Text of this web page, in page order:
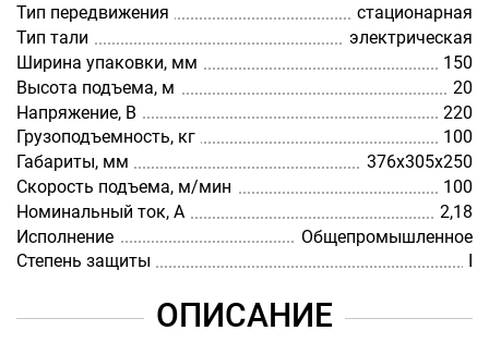
Тип передвижения
стационарная
Тип тали
электрическая
Ширина упаковки, мм
150
Высота подъема, м
20
Напряжение, В
220
Грузоподъемность, кг
100
Габариты, мм
376х305х250
Скорость подъема, м/мин
100
Номинальный ток, А
2,18
Исполнение
Общепромышленное
Степень защиты
ОПИСАНИЕ